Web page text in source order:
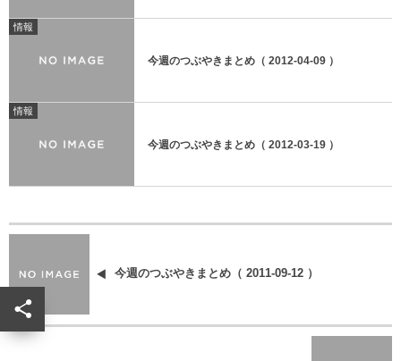
情報
今週のつぶやきまとめ（ 2012-04-09 ）
情報
今週のつぶやきまとめ（ 2012-03-19 ）
今週のつぶやきまとめ（ 2011-09-12 ）